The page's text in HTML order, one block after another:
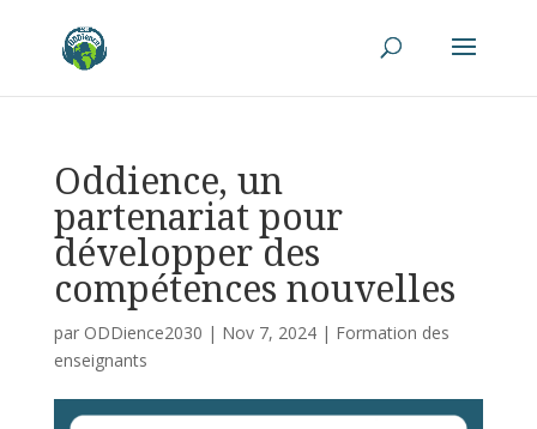
Oddience, un
partenariat pour
développer des
compétences nouvelles
par ODDience2030 | Nov 7, 2024| Formation des
enseignants